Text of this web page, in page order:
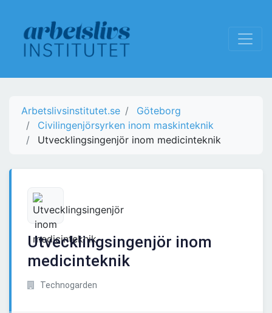
Arbetslivsinstitutet.se
Göteborg
Civilingenjörsyrken inom maskinteknik
Utvecklingsingenjör inom medicinteknik
Utvecklingsingenjör inom
medicinteknik
Technogarden